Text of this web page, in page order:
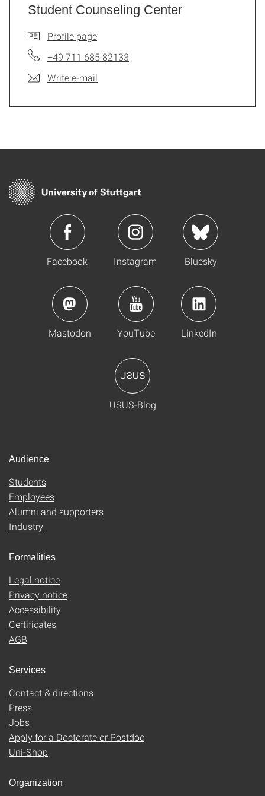
Student Counseling Center
Profile page
+49 711 685 82133
Write e-mail
Facebook Instagram Bluesky
Mastodon YouTube LinkedIn
USUS-Blog
Audience
Students
Employees
Alumni and supporters
Industry
Formalities
Legal notice
Privacy notice
Accessibility
Certificates
AGB
Services
Contact & directions
Press
Jobs
Apply for a Doctorate or Postdoc
Uni-Shop
Organization